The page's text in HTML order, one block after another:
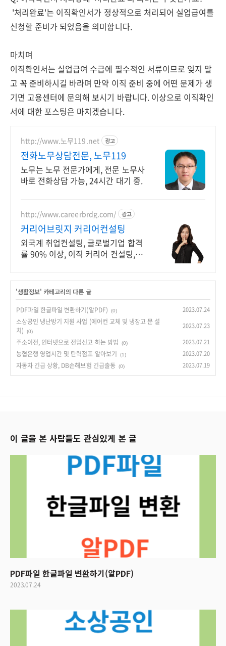
'처리완료'는 이직확인서가 정상적으로 처리되어 실업급여를
신청할 준비가 되었음을 의미합니다.
마치며
이직확인서는 실업급여 수급에 필수적인 서류이므로 잊지 말
고 꼭 준비하시길 바라며 만약 이직 준비 중에 어떤 문제가 생
기면 고용센터에 문의해 보시기 바랍니다. 이상으로 이직확인
서에 대한 포스팅은 마치겠습니다.
http://www.노무119.net 광고
전화노무상담전문, 노무119
노무는 노무 전문가에게, 전문 노무사
바로 전화상담 가능, 24시간 대기 중.
http://www.careerbrdg.com/ 광고
커리어브릿지 커리어컨설팅
외국계 취업컨설팅, 글로벌기업 합격
률 90% 이상, 이직 커리어 컨설팅, 무
'생활정보' 카테고리의 다른 글
PDF파일 한글파일 변환하기(알PDF) (0) 2023.07.24
소상공인 냉난방기 지원 사업 (에어컨 교체 및 냉장고 문 설
치)
(0)
2023.07.23
주소이전, 인터넷으로 전입신고 하는 방법 (0) 2023.07.21
농협은행 영업시간 및 탄력점포 알아보기 (1) 2023.07.20
자동차 긴급 상황, DB손해보험 긴급출동 (0) 2023.07.19
이 글을 본 사람들도 관심있게 본 글
PDF파일 한글파일 변환하기(알PDF)
2023.07.24